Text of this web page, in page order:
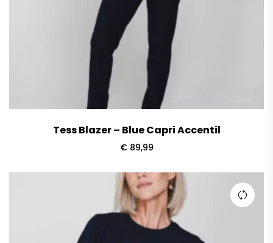
Tess Blazer – Blue Capri Accentil
€89,99